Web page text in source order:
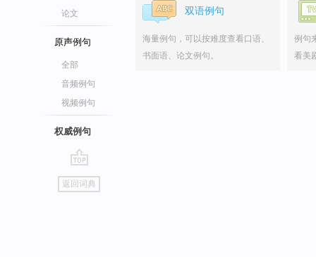
论文
原声例句
全部
音频例句
视频例句
权威例句
go
top
返回词典
双语例句
海量例句，可以按难度查看口语、
书面语、论文例句。
例句
看美